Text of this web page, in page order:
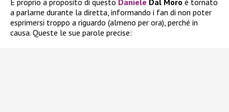
E proprio a proposito di questo Daniele Dal Moro è tornato
a parlarne durante la diretta, informando i fan di non poter
esprimersi troppo a riguardo (almeno per ora), perché in
causa. Queste le sue parole precise: